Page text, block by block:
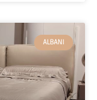
ALBANI